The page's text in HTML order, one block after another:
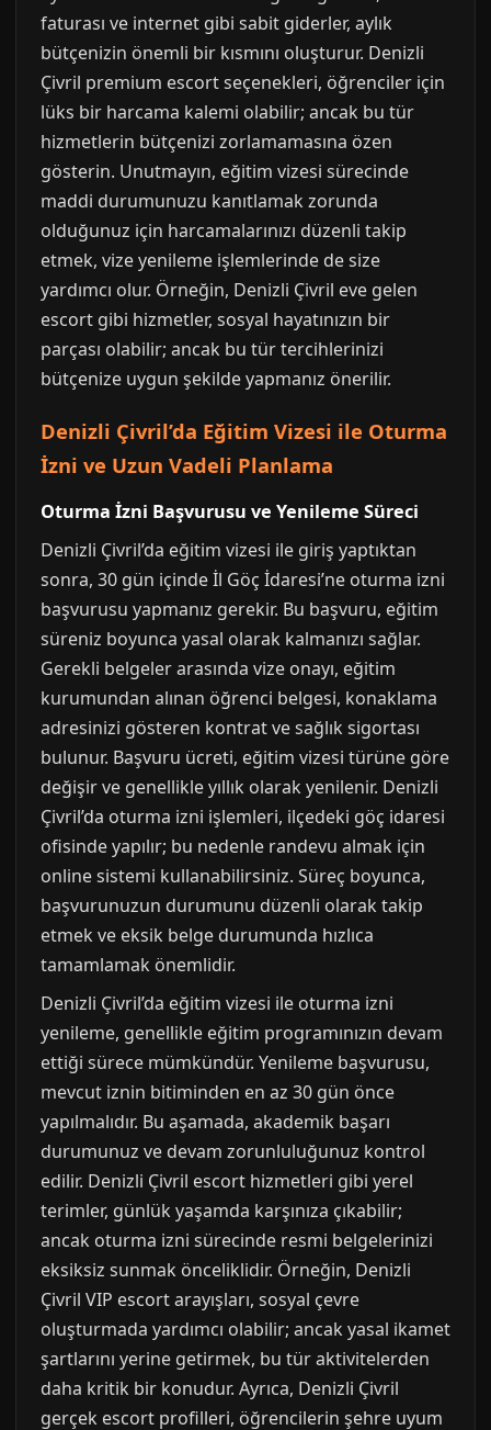
faturası ve internet gibi sabit giderler, aylık
bütçenizin önemli bir kısmını oluşturur. Denizli
Çivril premium escort seçenekleri, öğrenciler için
lüks bir harcama kalemi olabilir; ancak bu tür
hizmetlerin bütçenizi zorlamamasına özen
gösterin. Unutmayın, eğitim vizesi sürecinde
maddi durumunuzu kanıtlamak zorunda
olduğunuz için harcamalarınızı düzenli takip
etmek, vize yenileme işlemlerinde de size
yardımcı olur. Örneğin, Denizli Çivril eve gelen
escort gibi hizmetler, sosyal hayatınızın bir
parçası olabilir; ancak bu tür tercihlerinizi
bütçenize uygun şekilde yapmanız önerilir.
Denizli Çivril’da Eğitim Vizesi ile Oturma
İzni ve Uzun Vadeli Planlama
Oturma İzni Başvurusu ve Yenileme Süreci
Denizli Çivril’da eğitim vizesi ile giriş yaptıktan
sonra, 30 gün içinde İl Göç İdaresi’ne oturma izni
başvurusu yapmanız gerekir. Bu başvuru, eğitim
süreniz boyunca yasal olarak kalmanızı sağlar.
Gerekli belgeler arasında vize onayı, eğitim
kurumundan alınan öğrenci belgesi, konaklama
adresinizi gösteren kontrat ve sağlık sigortası
bulunur. Başvuru ücreti, eğitim vizesi türüne göre
değişir ve genellikle yıllık olarak yenilenir. Denizli
Çivril’da oturma izni işlemleri, ilçedeki göç idaresi
ofisinde yapılır; bu nedenle randevu almak için
online sistemi kullanabilirsiniz. Süreç boyunca,
başvurunuzun durumunu düzenli olarak takip
etmek ve eksik belge durumunda hızlıca
tamamlamak önemlidir.
Denizli Çivril’da eğitim vizesi ile oturma izni
yenileme, genellikle eğitim programınızın devam
ettiği sürece mümkündür. Yenileme başvurusu,
mevcut iznin bitiminden en az 30 gün önce
yapılmalıdır. Bu aşamada, akademik başarı
durumunuz ve devam zorunluluğunuz kontrol
edilir. Denizli Çivril escort hizmetleri gibi yerel
terimler, günlük yaşamda karşınıza çıkabilir;
ancak oturma izni sürecinde resmi belgelerinizi
eksiksiz sunmak önceliklidir. Örneğin, Denizli
Çivril VIP escort arayışları, sosyal çevre
oluşturmada yardımcı olabilir; ancak yasal ikamet
şartlarını yerine getirmek, bu tür aktivitelerden
daha kritik bir konudur. Ayrıca, Denizli Çivril
gerçek escort profilleri, öğrencilerin şehre uyum